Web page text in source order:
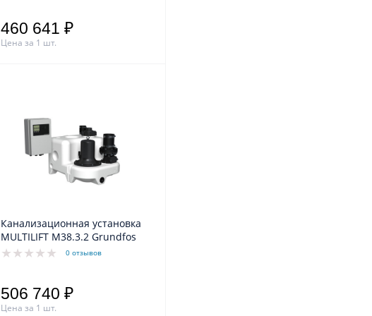
460 641 ₽
Цена за 1 шт.
Канализационная установка
MULTILIFT M38.3.2 Grundfos
0 отзывов
506 740 ₽
Цена за 1 шт.